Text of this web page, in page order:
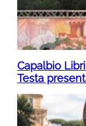
Capalbio
Testa